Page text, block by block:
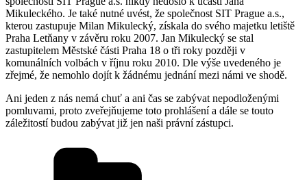
Mikuleckého. Je také nutné uvést, že společnost SIT Prague a.s.,
kterou zastupuje Milan Mikulecký, získala do svého majetku letiště
Praha Letňany v závěru roku 2007. Jan Mikulecký se stal
zastupitelem Městské části Praha 18 o tři roky později v
komunálních volbách v říjnu roku 2010. Dle výše uvedeného je
zřejmé, že nemohlo dojít k žádnému jednání mezi námi ve shodě.
Ani jeden z nás nemá chuť a ani čas se zabývat nepodloženými
pomluvami, proto zveřejňujeme toto prohlášení a dále se touto
záležitostí budou zabývat již jen naši právní zástupci.